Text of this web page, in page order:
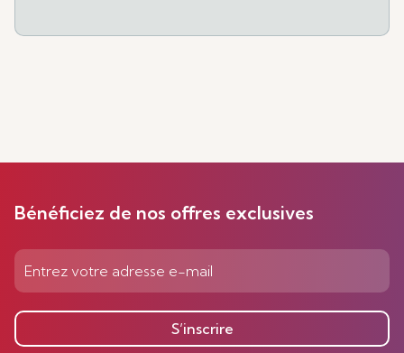
Bénéficiez de nos offres exclusives
S’inscrire